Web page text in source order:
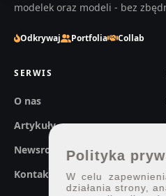
modelek oraz modeli - bez
Odkrywaj Portfolia Collab
SERWIS
O nas
Artykuły
Newsroom
Kontakt
Polityka
W celu
działania strony,